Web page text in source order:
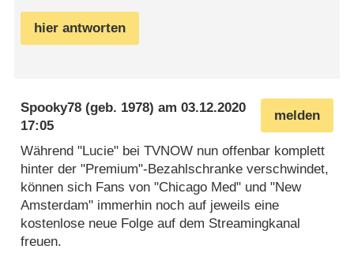
hier antworten
melden
Spooky78 (geb. 1978) am03.12.2020
17:05
Während "Lucie" bei TVNOW nun offenbar komplett
hinter der "Premium"-Bezahlschranke verschwindet,
können sich Fans von "Chicago Med" und "New
Amsterdam" immerhin noch auf jeweils eine
kostenlose neue Folge auf dem Streamingkanal
freuen.